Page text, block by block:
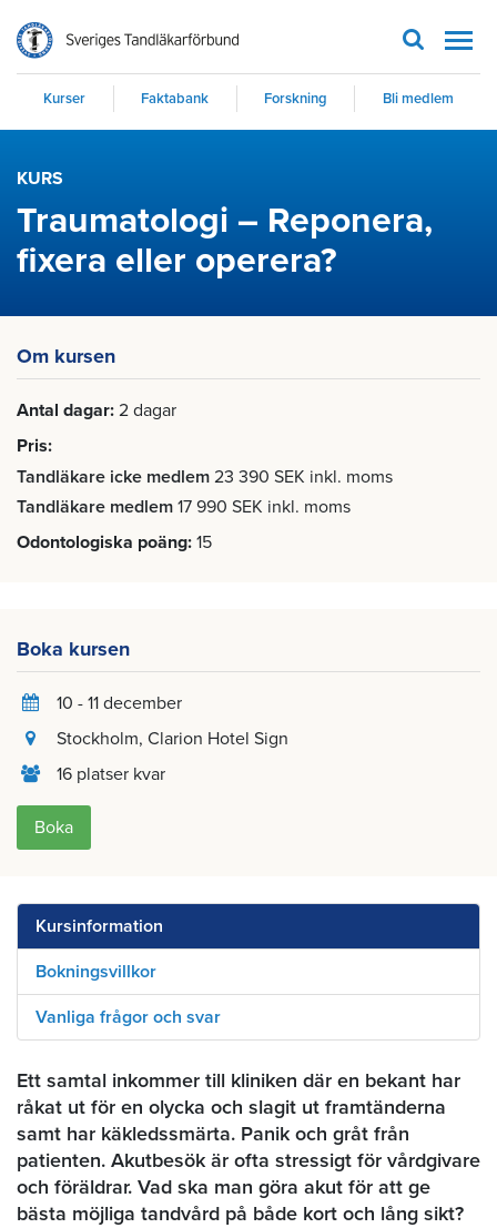
Kurser Faktabank Forskning Bli medlem
KURS
Traumatologi – Reponera,
fixera eller operera?
Om kursen
Antal dagar 2 dagar
Pris
Tandläkare icke medlem 23 390 SEK inkl. moms
Tandläkare medlem 17 990 SEK inkl. moms
Odontologiska poäng 15
Boka kursen
10 - 11 december
Stockholm, Clarion Hotel Sign
16 platser kvar
Boka
Kursinformation
Bokningsvillkor
Vanliga frågor och svar
Ett samtal inkommer till kliniken där en bekant har
råkat ut för en olycka och slagit ut framtänderna
samt har käkledssmärta. Panik och gråt från
patienten. Akutbesök är ofta stressigt för vårdgivare
och föräldrar. Vad ska man göra akut för att ge
bästa möjliga tandvård på både kort och lång sikt?